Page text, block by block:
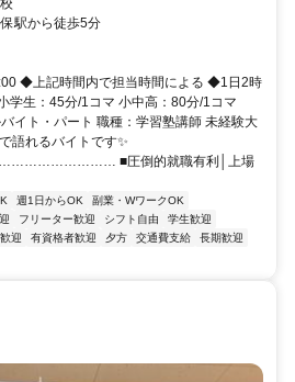
駅から徒歩5分
◆上記時間内で担当時間による ◆1⽇2時
学⽣：45分/1コマ ⼩中⾼：80分/1コマ
イト・パート 職種：学習塾講師 未経験大
語れるバイトです✨
■圧倒的就職有利│上場
週1日からOK
副業・WワークOK
フリーター歓迎 シフト自由
学生歓迎
迎 有資格者歓迎 夕方 交通費支給
長期歓迎